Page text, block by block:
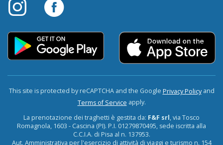
This site is protected by reCAPTCHA and the Google Privacy Policyand
Terms of Service apply.
La prenotazione dei traghetti è gestita da: F&F srl, via Tosco
Romagnola, 1603 - Cascina (PI). P.I. 01279870495, sede iscritta alla
C.C.I.A. di Pisa al n. 137953.
Aut. Amministrativa per l'esercizio di attività di viaggi e turismo n. 154